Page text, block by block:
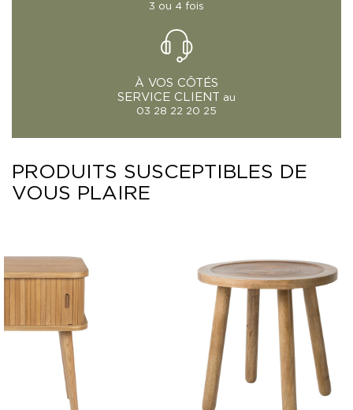
3 ou 4 fois
À VOS CÔTÉS
SERVICE CLIENT
au
03 28 22 20 25
PRODUITS SUSCEPTIBLES DE
VOUS PLAIRE